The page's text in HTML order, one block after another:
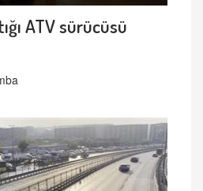
ATV sürücüsü